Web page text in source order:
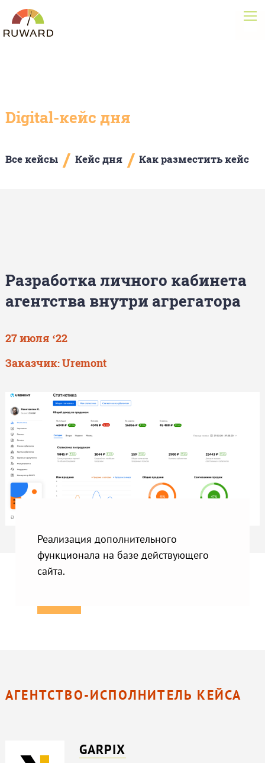
Digital-кейс дня
Все кейсы / Кейс дня / Как разместить кейс
Разработка личного кабинета
агентства внутри агрегатора
27 июля ‘22
Заказчик: Uremont
Реализация дополнительного
функционала на базе действующего
сайта.
АГЕНТСТВО-ИСПОЛНИТЕЛЬ КЕЙСА
GARPIX